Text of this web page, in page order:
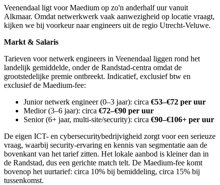
Veenendaal ligt voor Maedium op zo'n anderhalf uur vanuit
Alkmaar. Omdat netwerkwerk vaak aanwezigheid op locatie vraagt,
kijken we bij voorkeur naar engineers uit de regio Utrecht-Veluwe.
Markt & Salaris
Tarieven voor netwerk engineers in Veenendaal liggen rond het
landelijk gemiddelde, onder de Randstad-centra omdat de
grootstedelijke premie ontbreekt. Indicatief, exclusief btw en
exclusief de Maedium-fee:
Junior netwerk engineer (0–3 jaar): circa €53–€72 per uur
Medior (3–6 jaar): circa €72–€90 per uur
Senior (6+ jaar, multi-site/security): circa €90–€106+ per uur
De eigen ICT- en cybersecuritybedrijvigheid zorgt voor een serieuze
vraag, waarbij security-ervaring en kennis van segmentatie aan de
bovenkant van het tarief zitten. Het lokale aanbod is kleiner dan in
de Randstad, dus een gerichte match telt. De Maedium-fee komt
bovenop het uurtarief: circa 10% bij bemiddeling, circa 15% bij
tussenkomst.